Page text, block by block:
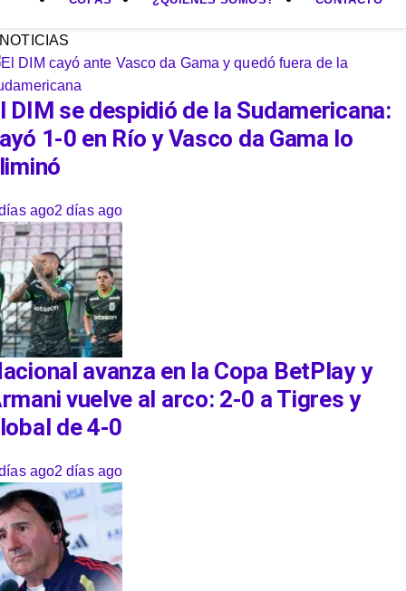
NOTICIAS
DIM se despidió de la Sudamericana:
1-0 en Río y Vasco da Gama lo
ago2 días ago
avanza en la Copa BetPlay y
vuelve al arco: 2-0 a Tigres y
de 4-0
ago2 días ago